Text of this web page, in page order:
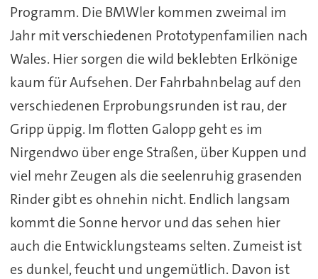
Programm. Die BMWler kommen zweimal im
Jahr mit verschiedenen Prototypenfamilien nach
Wales. Hier sorgen die wild beklebten Erlkönige
kaum für Aufsehen. Der Fahrbahnbelag auf den
verschiedenen Erprobungsrunden ist rau, der
Gripp üppig. Im flotten Galopp geht es im
Nirgendwo über enge Straßen, über Kuppen und
viel mehr Zeugen als die seelenruhig grasenden
Rinder gibt es ohnehin nicht. Endlich langsam
kommt die Sonne hervor und das sehen hier
auch die Entwicklungsteams selten. Zumeist ist
es dunkel, feucht und ungemütlich. Davon ist